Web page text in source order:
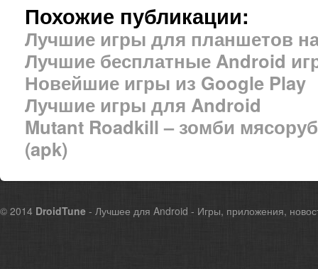
Похожие публикации:
Лучшие игры для планшетов
Лучшие бесплатные Android
Новейшие игры из Google Play
Лучшие игры для Android
Mutant Roadkill – зомби
(apk)
© 2014 DroidTune - Лучшее для Android - Игры, приложения,